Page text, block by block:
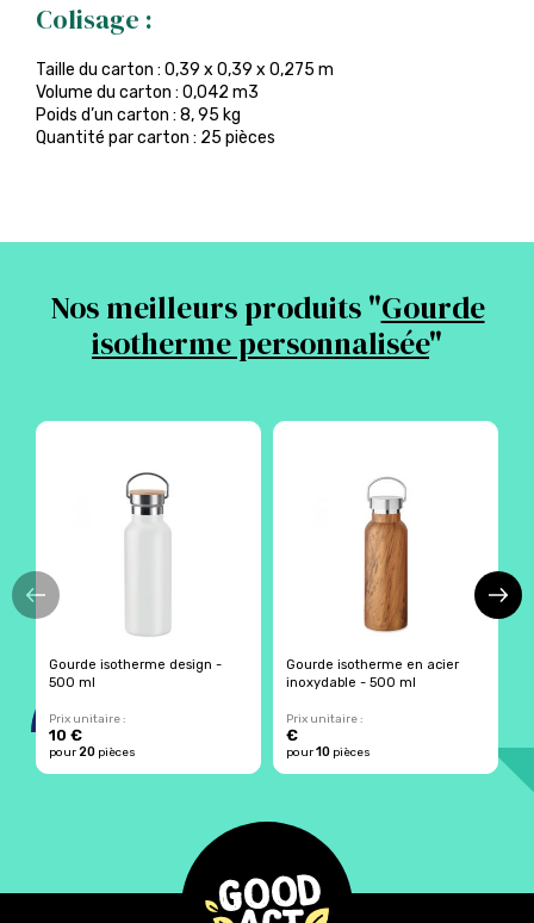
Colisage :
Taille du carton : 0,39 x 0,39 x 0,275 m
Volume du carton : 0,042 m3
Poids d’un carton : 8, 95 kg
Quantité par carton : 25 pièces
Nos meilleurs produits "Gourde
isotherme personnalisée"
Gourde isotherme design -
500 ml
Prix unitaire :
10 €
pour20 pièces
Gourde isotherme en acier
inoxydable - 500 ml
Prix unitaire :
€
pour10 pièces